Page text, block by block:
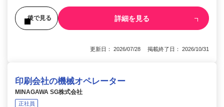
後で見る 詳細を見る
更新日： 2026/07/28 掲載終了日： 2026/10/31
印刷会社の機械オペレーター
MINAGAWA SG株式会社
正社員